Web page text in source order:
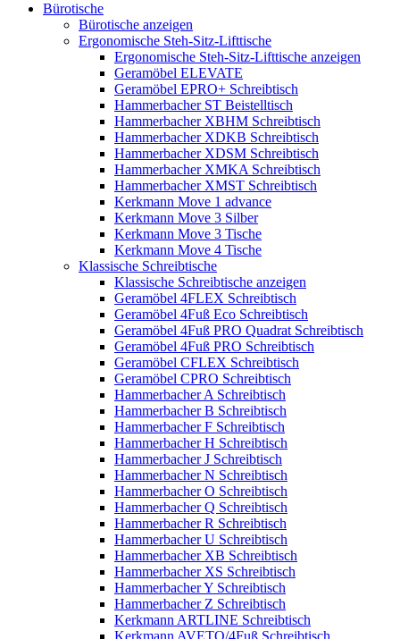
Bürotische
Bürotische anzeigen
Ergonomische Steh-Sitz-Lifttische
Ergonomische Steh-Sitz-Lifttische anzeigen
Geramöbel ELEVATE
Geramöbel EPRO+ Schreibtisch
Hammerbacher ST Beistelltisch
Hammerbacher XBHM Schreibtisch
Hammerbacher XDKB Schreibtisch
Hammerbacher XDSM Schreibtisch
Hammerbacher XMKA Schreibtisch
Hammerbacher XMST Schreibtisch
Kerkmann Move 1 advance
Kerkmann Move 3 Silber
Kerkmann Move 3 Tische
Kerkmann Move 4 Tische
Klassische Schreibtische
Klassische Schreibtische anzeigen
Geramöbel 4FLEX Schreibtisch
Geramöbel 4Fuß Eco Schreibtisch
Geramöbel 4Fuß PRO Quadrat Schreibtisch
Geramöbel 4Fuß PRO Schreibtisch
Geramöbel CFLEX Schreibtisch
Geramöbel CPRO Schreibtisch
Hammerbacher A Schreibtisch
Hammerbacher B Schreibtisch
Hammerbacher F Schreibtisch
Hammerbacher H Schreibtisch
Hammerbacher J Schreibtisch
Hammerbacher N Schreibtisch
Hammerbacher O Schreibtisch
Hammerbacher Q Schreibtisch
Hammerbacher R Schreibtisch
Hammerbacher U Schreibtisch
Hammerbacher XB Schreibtisch
Hammerbacher XS Schreibtisch
Hammerbacher Y Schreibtisch
Hammerbacher Z Schreibtisch
Kerkmann ARTLINE Schreibtisch
Kerkmann AVETO/4Fuß Schreibtisch